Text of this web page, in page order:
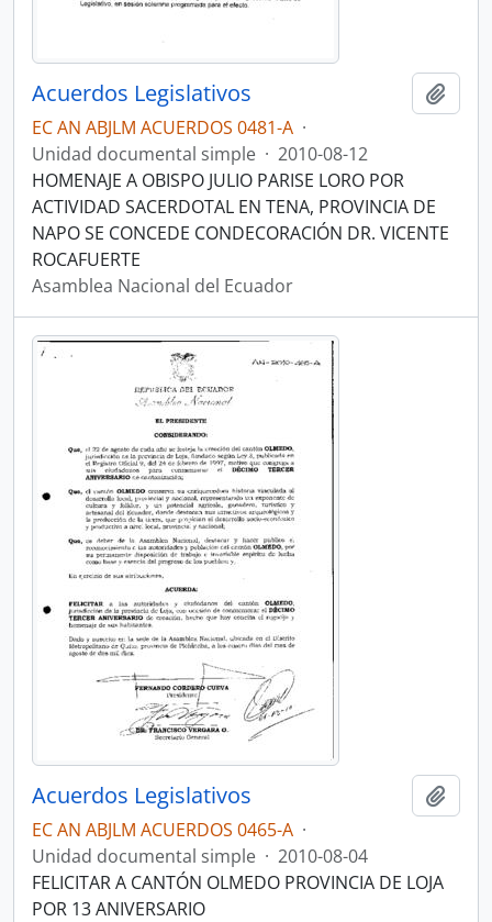
Acuerdos Legislativos
EC AN ABJLM ACUERDOS 0481-A ·
Unidad documental simple · 2010-08-12
HOMENAJE A OBISPO JULIO PARISE LORO POR
ACTIVIDAD SACERDOTAL EN TENA, PROVINCIA DE
NAPO SE CONCEDE CONDECORACIÓN DR. VICENTE
ROCAFUERTE
Asamblea Nacional del Ecuador
Acuerdos Legislativos
EC AN ABJLM ACUERDOS 0465-A ·
Unidad documental simple · 2010-08-04
FELICITAR A CANTÓN OLMEDO PROVINCIA DE LOJA
POR 13 ANIVERSARIO